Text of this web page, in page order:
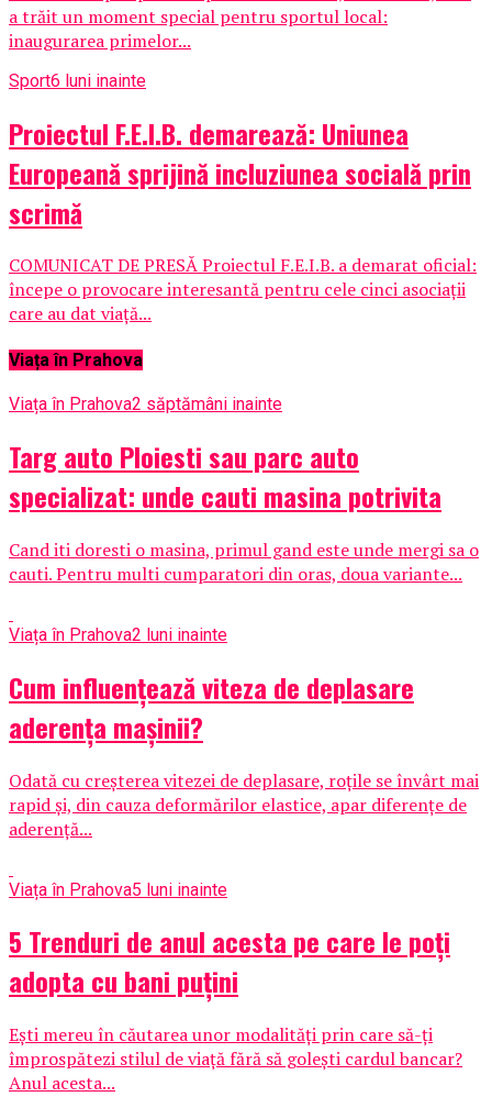
a trăit un moment special pentru sportul local:
inaugurarea primelor...
Sport6 luni inainte
Proiectul F.E.I.B. demarează: Uniunea
Europeană sprijină incluziunea socială prin
scrimă
COMUNICAT DE PRESĂ Proiectul F.E.I.B. a demarat oficial:
începe o provocare interesantă pentru cele cinci asociații
care au dat viață...
Viața în Prahova
Viața în Prahova2 săptămâni inainte
Targ auto Ploiesti sau parc auto
specializat: unde cauti masina potrivita
Cand iti doresti o masina, primul gand este unde mergi sa o
cauti. Pentru multi cumparatori din oras, doua variante...
Viața în Prahova2 luni inainte
Cum influențează viteza de deplasare
aderența mașinii?
Odată cu creșterea vitezei de deplasare, roțile se învârt mai
rapid și, din cauza deformărilor elastice, apar diferențe de
aderență...
Viața în Prahova5 luni inainte
5 Trenduri de anul acesta pe care le poți
adopta cu bani puțini
Ești mereu în căutarea unor modalități prin care să-ți
împrospătezi stilul de viață fără să golești cardul bancar?
Anul acesta...